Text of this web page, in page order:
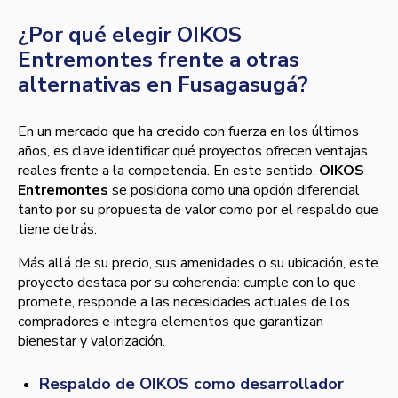
¿Por qué elegir OIKOS
Entremontes frente a otras
alternativas en Fusagasugá?
En un mercado que ha crecido con fuerza en los últimos
años, es clave identificar qué proyectos ofrecen ventajas
reales frente a la competencia. En este sentido, OIKOS
Entremontes se posiciona como una opción diferencial
tanto por su propuesta de valor como por el respaldo que
tiene detrás.
Más allá de su precio, sus amenidades o su ubicación, este
proyecto destaca por su coherencia: cumple con lo que
promete, responde a las necesidades actuales de los
compradores e integra elementos que garantizan
bienestar y valorización.
Respaldo de OIKOS como desarrollador